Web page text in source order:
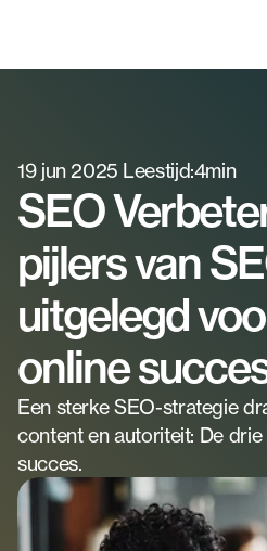
Cases
Zoekmachine
Rank hoger in Google
Social media advertising
Gerichte ads voor jouw
E-mail marketing
AI-zoekmachine
Wordt gezien in ChatGPT
Over Extendure
Ontdek wie wij zijn
Team
Ontmoet ons team
19 jun 2025 Leestijd:4min
SEO
pijlers van
uitgelegd
online
Een sterke SEO-strategie
content en autoriteit: De
succes.